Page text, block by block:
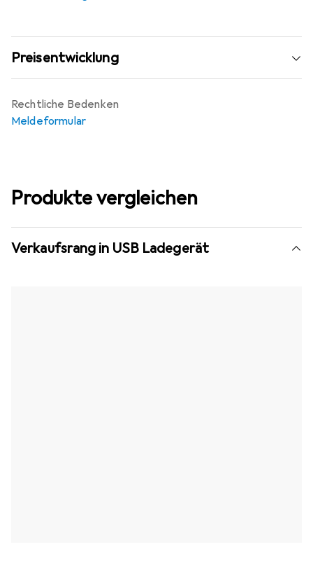
Preisentwicklung
Rechtliche Bedenken
Meldeformular
Produkte vergleichen
Verkaufsrang in USB Ladegerät